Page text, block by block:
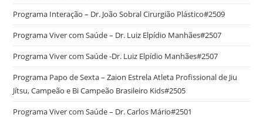
Programa Interação – Dr. João Sobral Cirurgião Plástico#2509
Programa Viver com Saúde – Dr. Luiz Elpídio Manhães#2507
Programa Viver com Saúde -Dr. Luiz Elpídio Manhães#2507
Programa Papo de Sexta – Zaion Estrela Atleta Profissional de Jiu
Jítsu, Campeão e Bi Campeão Brasileiro Kids#2505
Programa Viver com Saúde – Dr. Carlos Mário#2501